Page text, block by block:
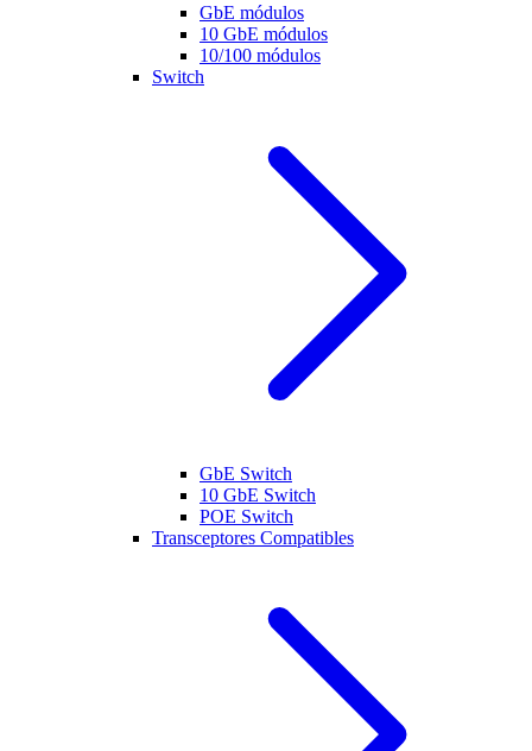
GbE módulos
10 GbE módulos
10/100 módulos
Switch
GbE Switch
10 GbE Switch
POE Switch
Transceptores Compatibles